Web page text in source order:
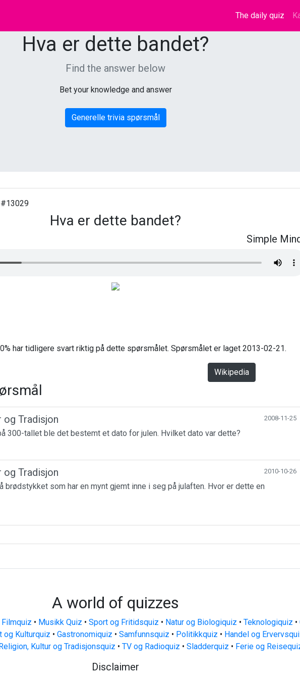
The daily quiz
Hva er dette bandet?
Find the answer below
Bet your knowledge and answer
Generelle trivia spørsmål
Hva er dette bandet?
Simple
har tidligere svart riktig på dette spørsmålet. Spørsmålet er laget 2013-02-21.
Wikipedia
og Tradisjon 2008-11-25
300-tallet ble det bestemt et dato for julen. Hvilket dato var dette?
og Tradisjon 2010-10-26
brødstykket som har en mynt gjemt inne i seg på julaften. Hvor er dette en
A world of quizzes
Filmquiz • Musikk Quiz • Sport og Fritidsquiz • Natur og Biologiquiz • Teknologiquiz •
og Kulturquiz • Gastronomiquiz • Samfunnsquiz • Politikkquiz • Handel og
Kultur og Tradisjonsquiz • TV og Radioquiz • Sladderquiz • Ferie og
Disclaimer